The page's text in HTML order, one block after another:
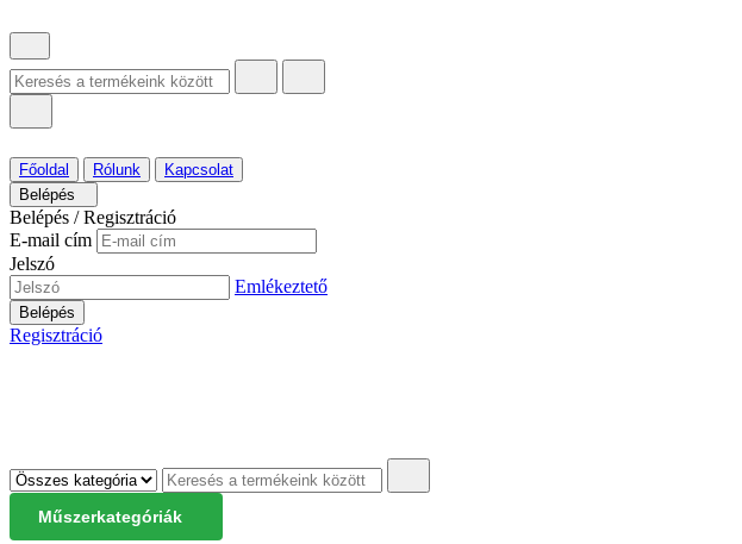
Főoldal Rólunk
Kapcsolat
Belépés
Belépés / Regisztráció
E-mail cím
Jelszó
Emlékeztető
Belépés
Regisztráció
Műszerkategóriák